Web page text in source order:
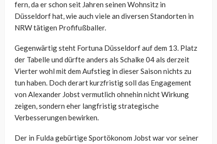
fern, da er schon seit Jahren seinen Wohnsitz in
Düsseldorf hat, wie auch viele an diversen Standorten in
NRW tätigen Profifußballer.
Gegenwärtig steht Fortuna Düsseldorf auf dem 13. Platz
der Tabelle und dürfte anders als Schalke 04 als derzeit
Vierter wohl mit dem Aufstieg in dieser Saison nichts zu
tun haben. Doch derart kurzfristig soll das Engagement
von Alexander Jobst vermutlich ohnehin nicht Wirkung
zeigen, sondern eher langfristig strategische
Verbesserungen bewirken.
Der in Fulda gebürtige Sportökonom Jobst war vor seiner